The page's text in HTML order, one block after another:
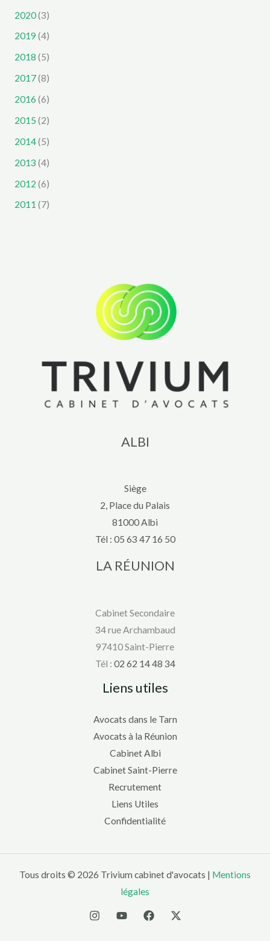
2020(3)
2019 (4)
2018 (5)
2017(8)
2016 (6)
2015 (2)
2014(5)
2013 (4)
2012 (6)
2011 (7)
ALBI
Siège
2, Place du Palais
81000 Albi
Tél : 05 63 47 16 50
LA RÉUNION
Cabinet Secondaire
34 rue Archambaud
97410 Saint-Pierre
Tél : 02 62 14 48 34
Liens utiles
Avocats dans le Tarn
Avocats à la Réunion
Cabinet Albi
Cabinet Saint-Pierre
Recrutement
Liens Utiles
Confidentialité
Tous droits © 2026 Trivium cabinet d'avocats | Mentions
légales